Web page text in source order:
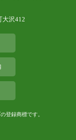
沢412
登録商標です。